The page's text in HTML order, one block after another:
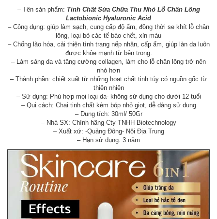
– Tên sản phẩm: Tinh Chất Sửa Chữa Thu Nhỏ Lỗ Chân Lông
Lactobionic Hyaluronic Acid
– Công dụng: giúp làm sạch, cung cấp độ ẩm, đồng thời se khít lỗ chân
lông, loại bỏ các tế bào chết, xỉn màu
– Chống lão hóa, cải thiện tình trạng nếp nhăn, cấp ẩm, giúp làn da luôn
được khỏe mạnh từ bên trong.
– Làm sáng da và tăng cường collagen, làm cho lỗ chân lông trở nên
nhỏ hơn
– Thành phần: chiết xuất từ những hoạt chất tinh túy có nguồn gốc từ
thiên nhiên
– Sử dụng: Phù hợp mọi loại da- không sử dụng cho dưới 12 tuổi
– Qui cách: Chai tinh chất kèm bóp nhỏ giọt, dễ dàng sử dụng
– Dung tích: 30ml/ 50Gr
– Nhà SX: Chính hãng Cty TNHH Biotechnology
– Xuất xứ: -Quảng Đông- Nội Địa Trung
– Hạn sử dụng: 3 năm